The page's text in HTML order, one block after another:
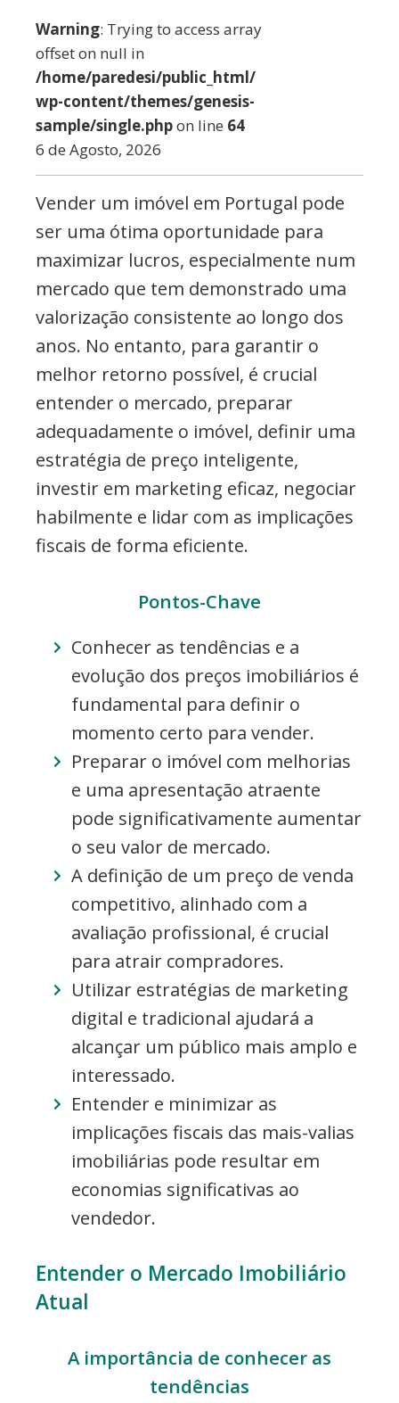
Warning: Trying to access array
offset on null in
/home/paredesi/public_html/
wp-content/themes/genesis-
sample/single.phpon line 64
6 de Agosto, 2026
Vender um imóvel em Portugal pode
ser uma ótima oportunidade para
maximizar lucros, especialmente num
mercado que tem demonstrado uma
valorização consistente ao longo dos
anos. No entanto, para garantir o
melhor retorno possível, é crucial
entender o mercado, preparar
adequadamente o imóvel, definir uma
estratégia de preço inteligente,
investir em marketing eficaz, negociar
habilmente e lidar com as implicações
fiscais de forma eficiente.
Pontos-Chave
Conhecer as tendências e a
evolução dos preços imobiliários é
fundamental para definir o
momento certo para vender.
Preparar o imóvel com melhorias
e uma apresentação atraente
pode significativamente aumentar
o seu valor de mercado.
A definição de um preço de venda
competitivo, alinhado com a
avaliação profissional, é crucial
para atrair compradores.
Utilizar estratégias de marketing
digital e tradicional ajudará a
alcançar um público mais amplo e
interessado.
Entender e minimizar as
implicações fiscais das mais-valias
imobiliárias pode resultar em
economias significativas ao
vendedor.
Entender o Mercado Imobiliário
Atual
A importância de conhecer as
tendências